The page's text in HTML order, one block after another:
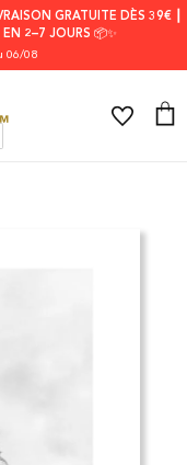
GRATUITE DÈS 39€ ┃
2–7 JOURS 📦✨
06/08